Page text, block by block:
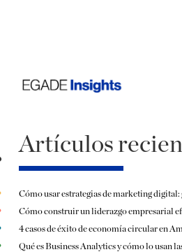
Artículos
Cómo usar estrategias de marketing digital:
Cómo construir un liderazgo empresarial
4 casos de éxito de economía circular en
Qué es Business Analytics y cómo lo usan